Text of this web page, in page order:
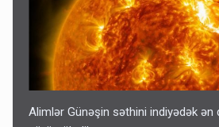
Alimlər Günəşin səthini indiyədək ən